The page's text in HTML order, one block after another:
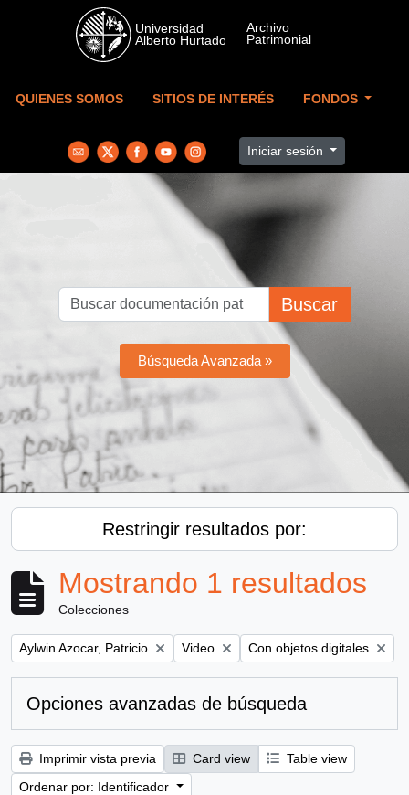
Skip to main content
QUIENES SOMOS SITIOS DE INTERÉS FONDOS
Iniciar sesión
Buscar
Búsqueda Avanzada »
Restringir resultados por:
Mostrando 1 resultados
Colecciones
Remove filter:
Aylwin Azocar, Patricio Remove filter:
Video Remove filter:
Con objetos digitales
Opciones avanzadas de búsqueda
Imprimir vista previa Card view
Table view
Ordenar por: Identificador